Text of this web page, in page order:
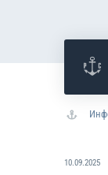
10.09.2025